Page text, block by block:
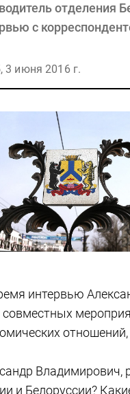
отделения
с
3 июня 2016 г.
интервью
совместных
Владимирович,
и Белоруссии?